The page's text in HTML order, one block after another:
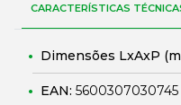
CARACTERÍSTICAS
Dimensões LxAxP
EAN: 5600307030745